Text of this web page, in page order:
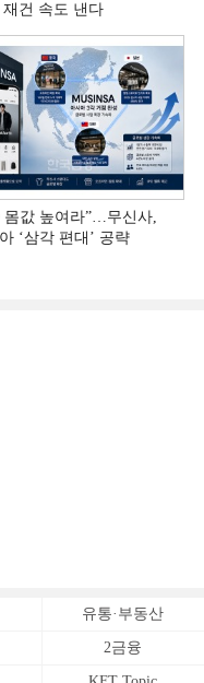
재건 속도 낸다
몸값 높여라”…무신사,
‘삼각 편대’ 공략
유통·부동산
2금융